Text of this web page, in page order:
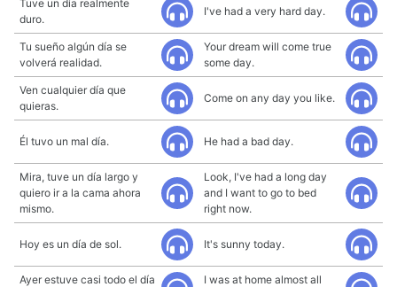
Tuve un día realmente
duro.
I've had a very hard day.
Tu sueño algún día se
volverá realidad.
Your dream will come true
some day.
Ven cualquier día que
quieras.
Come on any day you like.
Él tuvo un mal día. He had a bad day.
Mira, tuve un día largo y
quiero ir a la cama ahora
mismo.
Look, I've had a long day
and I want to go to bed
right now.
Hoy es un día de sol. It's sunny today.
Ayer estuve casi todo el día
I was at home almost all